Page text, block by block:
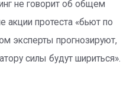
не говорит об общем
акции протеста «бьют по
эксперты прогнозируют,
силы будут шириться».